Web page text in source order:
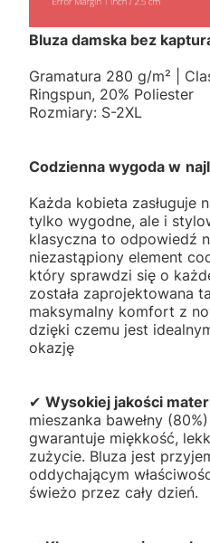
Bluza damska bez
Gramatura 280 g/m² |
Ringspun, 20% Poliester
Rozmiary: S-2XL
Codzienna wygoda w
Każda kobieta zasługuje
tylko wygodne, ale i
klasyczna to odpowiedź
niezastąpiony element
który sprawdzi się o
została zaprojektowana
maksymalny komfort z
dzięki czemu jest
okazję
✔ Wysokiej jakości
mieszanka bawełny
gwarantuje miękkość,
zużycie. Bluza jest
oddychającym
świeżo przez cały dzień.